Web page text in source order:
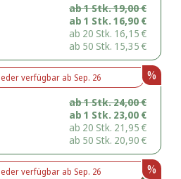
ab 1 Stk.19,00€
ab 1 Stk.16,90 €
ab 20 Stk. 16,15 €
ab 50 Stk. 15,35 €
verfügbar ab Sep. 26
ab 1 Stk.24,00€
ab 1 Stk. 23,00 €
ab 20 Stk. 21,95 €
ab 50 Stk. 20,90 €
%
verfügbar ab Sep. 26 %